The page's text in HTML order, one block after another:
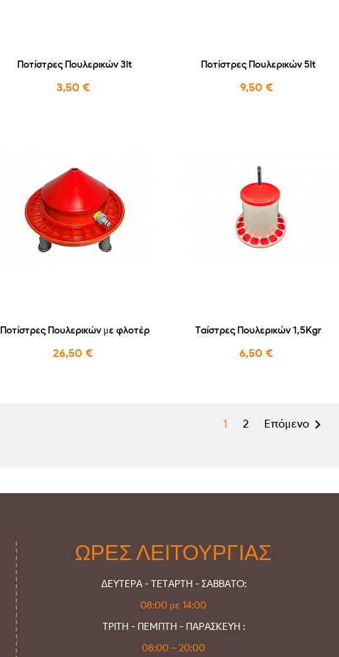
Ποτίστρες Πουλερικών 3lt
3,50 €
Ποτίστρες Πουλερικών 5lt
9,50 €
Ποτίστρες Πουλερικών με φλοτέρ
26,50 €
Ταίστρες Πουλερικών 1,5Kgr
6,50 €
1 2 Επόμενο
ΩΡΕΣ ΛΕΙΤΟΥΡΓΙΑΣ
ΔΕΥΤΕΡΑ - ΤΕΤΑΡΤΗ - ΣΑΒΒΑΤΟ:
08:00 με 14:00
ΤΡΙΤΗ - ΠΕΜΠΤΗ - ΠΑΡΑΣΚΕΥΗ :
08:00 – 20:00